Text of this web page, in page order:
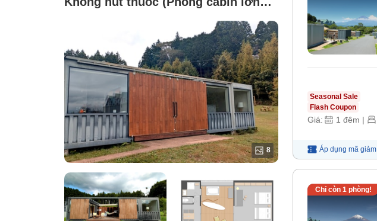
8
Seasonal Sale
Flash Coupon
Giá: 1 đêm |
Áp dụng mã giảm
Chỉ còn 1 phòng!